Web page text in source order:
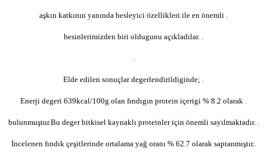
aşkın katkının yanında besleyici özellikleri ile en önemli .
besinlerimizden biri oldugunu açıkladılar. .
Elde edilen sonuçlar degerlendirildiginde; .
Enerji degeri 639kcal/100g olan fındıgın protein içerigi % 8.2 olarak .
bulunmuştur.Bu deger bitkisel kaynaklı proteinler için önemli sayılmaktadır. .
İncelenen fındık çeşitlerinde ortalama yağ oranı % 62.7 olarak saptanmıştır..